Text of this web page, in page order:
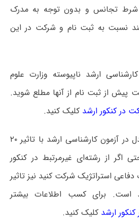
شرط تجانس و بدون توجه به مدرک
نسبت به ثبت نام و شرکت در این
ارشد ناپیوسته وزارت علوم
پیش از ثبت نام از آنها مطلع شوید.
در کنکور ارشد کلیک کنید.
قابل توجه است که معدل در آزمون کارشناسی ارشد با تاثیر ۲۰
از رشته‌ای غیرمرتبط در کنکور
استراتژیک شرکت کنید نیز تاثیر
۲۰ درصد است. برای کسب اطلاعات بیشتر
ارشد کلیک کنید.